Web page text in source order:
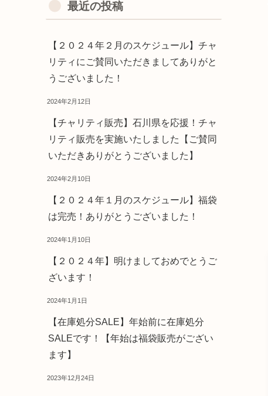
最近の投稿
【２０２４年２月のスケジュール】チャ
リティにご賛同いただきましてありがと
うございました！
2024年2月12日
【チャリティ販売】石川県を応援！チャ
リティ販売を実施いたしました【ご賛同
いただきありがとうございました】
2024年2月10日
【２０２４年１月のスケジュール】福袋
は完売！ありがとうございました！
2024年1月10日
【２０２４年】明けましておめでとうご
ざいます！
2024年1月1日
【在庫処分SALE】年始前に在庫処分
SALEです！【年始は福袋販売がござい
ます】
2023年12月24日